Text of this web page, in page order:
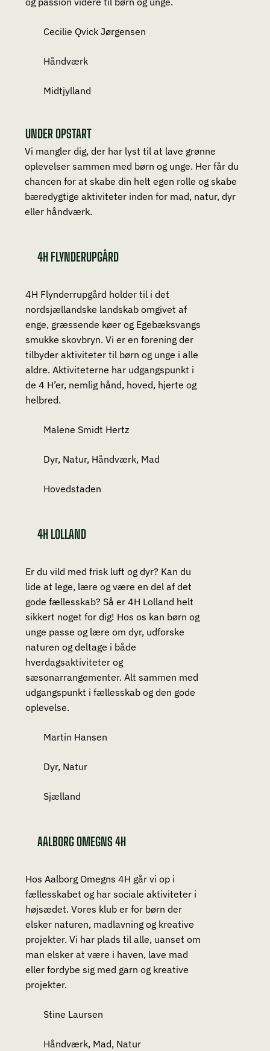
Håndværk
Cecilie Qvick Jørgensen
Midtjylland
UNDER OPSTART
Vi mangler dig, der har lyst til at lave grønne
oplevelser sammen med børn og unge. Her får du
chancen for at skabe din helt egen rolle og skabe
bæredygtige aktiviteter inden for mad, natur, dyr
eller håndværk.
4H FLYNDERUPGÅRD
4H Flynderrupgård holder til i det
nordsjællandske landskab omgivet af
enge, græssende køer og Egebæksvangs
smukke skovbryn. Vi er en forening der
tilbyder aktiviteter til børn og unge i alle
aldre. Aktiviteterne har udgangspunkt i
de 4 H’er, nemlig hånd, hoved, hjerte og
helbred.
Dyr, Natur, Håndværk, Mad
Malene Smidt Hertz
Hovedstaden
4H LOLLAND
Er du vild med frisk luft og dyr? Kan du
lide at lege, lære og være en del af det
gode fællesskab? Så er 4H Lolland helt
sikkert noget for dig! Hos os kan børn og
unge passe og lære om dyr, udforske
naturen og deltage i både
hverdagsaktiviteter og
sæsonarrangementer. Alt sammen med
udgangspunkt i fællesskab og den gode
oplevelse.
Dyr, Natur
Martin Hansen
Sjælland
AALBORG OMEGNS 4H
Hos Aalborg Omegns 4H går vi op i
fællesskabet og har sociale aktiviteter i
højsædet. Vores klub er for børn der
elsker naturen, madlavning og kreative
projekter. Vi har plads til alle, uanset om
man elsker at være i haven, lave mad
eller fordybe sig med garn og kreative
projekter.
Håndværk, Mad, Natur
Stine Laursen